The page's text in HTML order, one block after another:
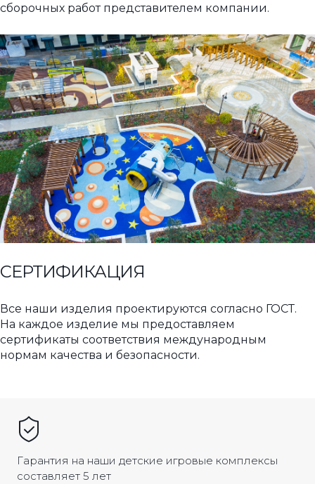
сборочных работ представителем компании.
СЕРТИФИКАЦИЯ
Все наши изделия проектируются согласно ГОСТ.
На каждое изделие мы предоставляем
сертификаты соответствия международным
нормам качества и безопасности.
Гарантия на наши детские игровые комплексы
составляет 5 лет